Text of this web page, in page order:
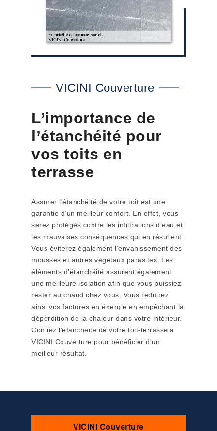
VICINI Couverture
L’importance de
l’étanchéité pour
vos toits en
terrasse
Assurer l'étanchéité de votre toit est une
garantie d’un meilleur confort. En effet, vous
serez protégés contre les infiltrations d’eau et
les mauvaises conséquences qui en résultent.
Vous éviterez également l’envahissement des
mousses et autres végétaux parasites. Les
éléments d’étanchéité assurent également
une meilleure isolation afin que vous puissiez
rester au chaud chez vous. Vous réduirez
ainsi vos factures en énergie en empêchant la
déperdition de la chaleur dans votre intérieur.
Confiez l’étanchéité de votre toit-terrasse à
VICINI Couverture pour bénéficier d’un
meilleur résultat.
VICINI Couverture